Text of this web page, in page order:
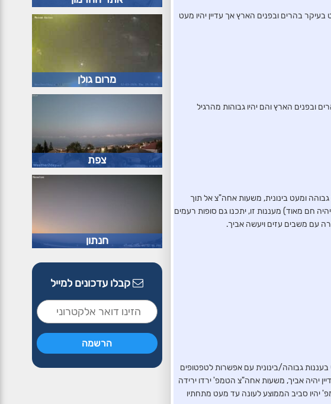
מעט בעיקר בהרים ובפנים הארץ אך עדיין יהיו מעט
בהרים ובפנים הארץ והם יהיו גבוהות מהרגיל
בעיקר גבוהה ומעט בינונית, משעות אחה"צ אל תוך
חם מאוד) מעננות זו, יתכנו גם סופות רעמים
עם משבים עזים ויעשה אביך.
גבוהה/בינונית עם אפשרות לטפטופים
יהיה אביך, משעות אחה"צ הטמפ' ירדו ירידה
יהיו סביב הממוצע לעונה עד מעט מתחתיו
מרום גולן
צפת
חנתון
קבלו עדכונים למייל